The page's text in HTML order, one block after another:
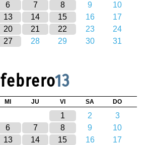
6 7 8 9
10
13 14 15 16
17
20 21 22 23
24
27 28 29 30 31
febrero13
MI JU VI SA DO
1 2
3
6 7 8 9
10
13 14 15 16
17